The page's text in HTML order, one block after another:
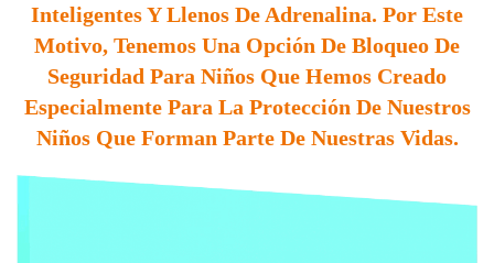
Inteligentes Y Llenos De Adrenalina. Por Este
Motivo, Tenemos Una Opción De Bloqueo De
Seguridad Para Niños Que Hemos Creado
Especialmente Para La Protección De Nuestros
Niños Que Forman Parte De Nuestras Vidas.